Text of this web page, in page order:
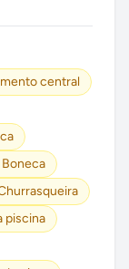
central
Boneca
piscina